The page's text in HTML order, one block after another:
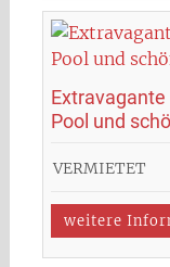
Pool und
VERMIETET
weitere